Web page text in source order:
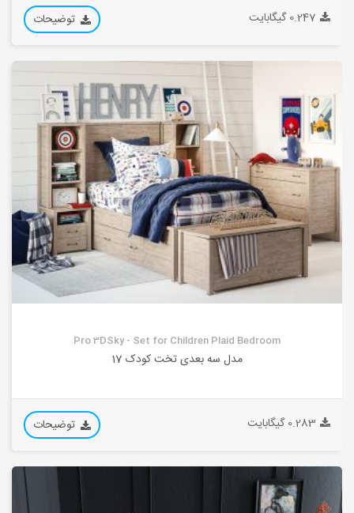
0.247 گیگابایت توضیحات
Pro 3DSky - Set for Children Plaid Bedroom
مدل سه بعدی تخت کودک 17
0.283 گیگابایت توضیحات